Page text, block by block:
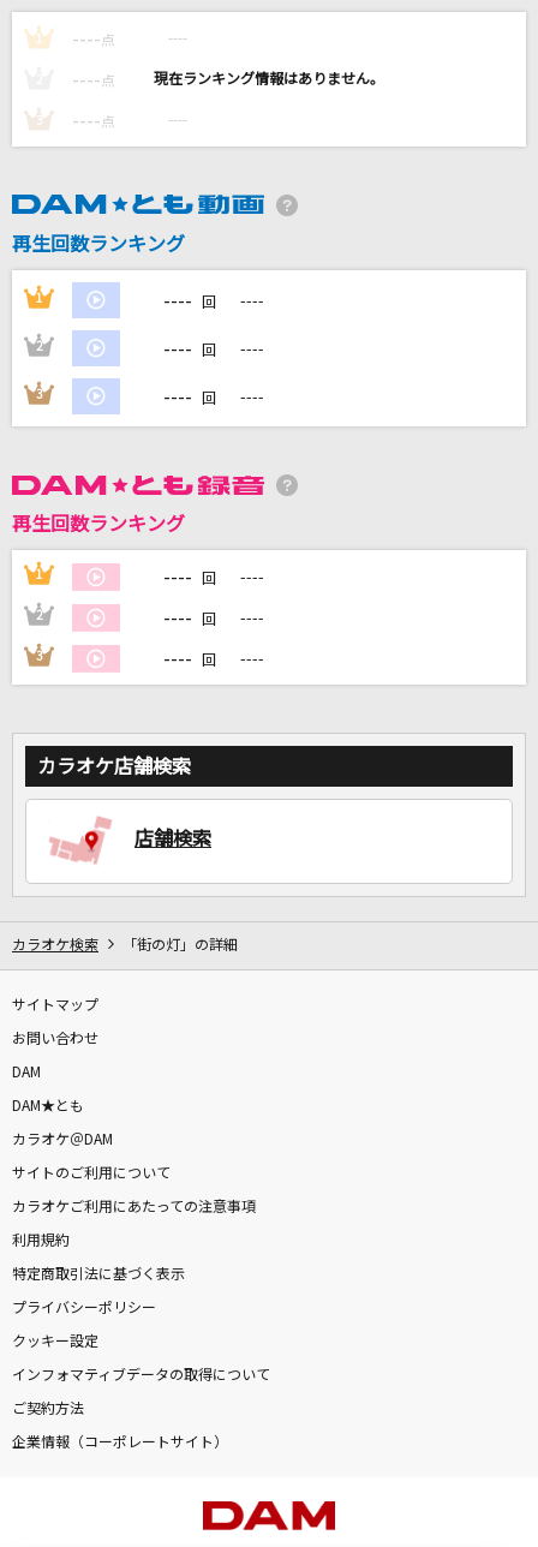
MILABO
ずっと真夜中でいいのに。
鱗(うろこ)
藤崎詩乃
カラオケ最新情報をチェック！
1 ---- 点 ----
---- 点 ----
3 ---- 点 ----
再生回数ランキング
1 ---- 回 ----
2 ---- 回 ----
3 ---- 回 ----
再生回数ランキング
1 ---- 回 ----
2 ---- 回 ----
3 ---- 回 ----
カラオケ店舗検索
店舗検索
カラオケ検索 「街の灯」の詳細
サイトマップ
お問い合わせ
DAM
DAM★とも
カラオケ＠DAM
サイトのご利用について
カラオケご利用にあたっての注意事項
利用規約
特定商取引法に基づく表示
プライバシーポリシー
クッキー設定
インフォマティブデータの取得について
ご契約方法
企業情報（コーポレートサイト）